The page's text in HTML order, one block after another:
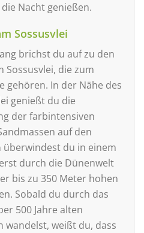
Nacht genießen.
Sossusvlei
brichst du auf zu den
Sossusvlei, die zum
gehören. In der Nähe des
genießt du die
der farbintensiven
auf den
du in einem
durch die Dünenwelt
bis zu 350 Meter hohen
Sobald du durch das
500 Jahre alten
wandelst, weißt du, dass